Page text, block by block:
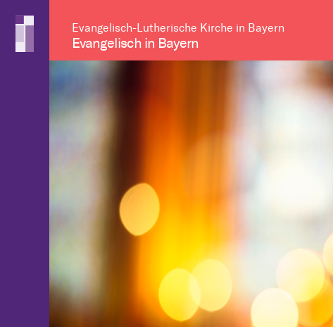
Evangelisch-Lutherische Kirche in Bayern
Evangelisch in Bayern